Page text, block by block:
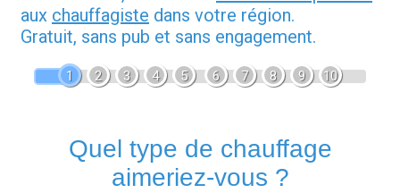
aux chauffagiste dans votre région.
Gratuit, sans pub et sans engagement.
1 2 3 4 5 6 7 8 9 10
Quel type de chauffage
aimeriez-vous ?